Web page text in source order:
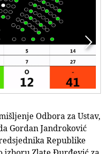

Odbora za Ustav,
Gordan Jandroković
Republike